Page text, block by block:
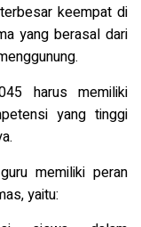
keempat di
yang berasal dari
harus memiliki
yang tinggi
memiliki peran
yaitu: